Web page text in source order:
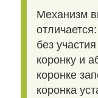
Механизм
без
коронку и
коронке
коронка